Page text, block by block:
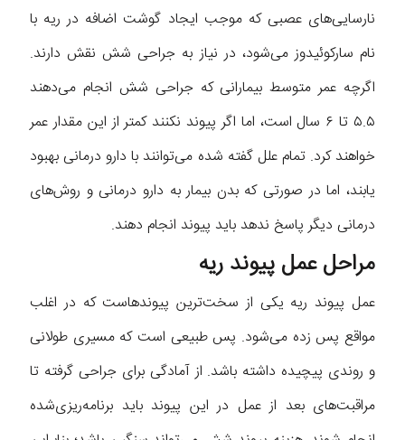
نارسایی‌های عصبی که موجب ایجاد گوشت اضافه در ریه با
نام سارکوئیدوز می‌شود، در نیاز به جراحی شش نقش دارند.
اگرچه عمر متوسط بیمارانی که جراحی شش انجام می‌دهند
۵.۵ تا ۶ سال است، اما اگر پیوند نکنند کمتر از این مقدار عمر
خواهند کرد. تمام علل گفته شده می‌توانند با دارو درمانی بهبود
یابند، اما در صورتی که بدن بیمار به دارو درمانی و روش‌های
درمانی دیگر پاسخ ندهد باید پیوند انجام دهند.
مراحل عمل پیوند ریه
عمل پیوند ریه یکی از سخت‌ترین پیوندهاست که در اغلب
مواقع پس زده می‌شود. پس طبیعی است که مسیری طولانی
و روندی پیچیده داشته باشد. از آمادگی برای جراحی گرفته تا
مراقبت‌های بعد از عمل در این پیوند باید برنامه‌ریزی‌شده